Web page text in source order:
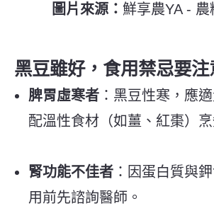
圖片來源： 鮮享農YA - 農
黑豆雖好，食用禁忌要注
脾胃虛寒者 ：黑豆性寒，應
配溫性食材（如薑、紅棗）烹
腎功能不佳者 ：因蛋白質與
用前先諮詢醫師。